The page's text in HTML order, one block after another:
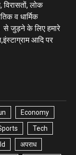
लोक
व धार्मिक
से जुड़ने के लिए हमारे
आदि पर
Economy
Tech
अपराध